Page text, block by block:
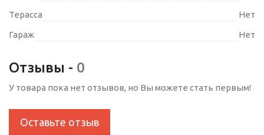
Терасса
Нет
Гараж
Нет
Отзывы - 0
У товара пока нет отзывов, но Вы можете стать первым!
Оставьте отзыв